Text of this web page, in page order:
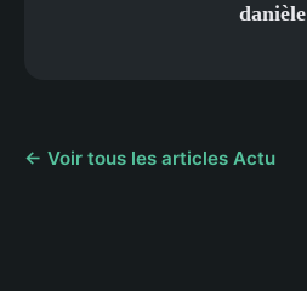
danièle
← Voir tous les articles Actu